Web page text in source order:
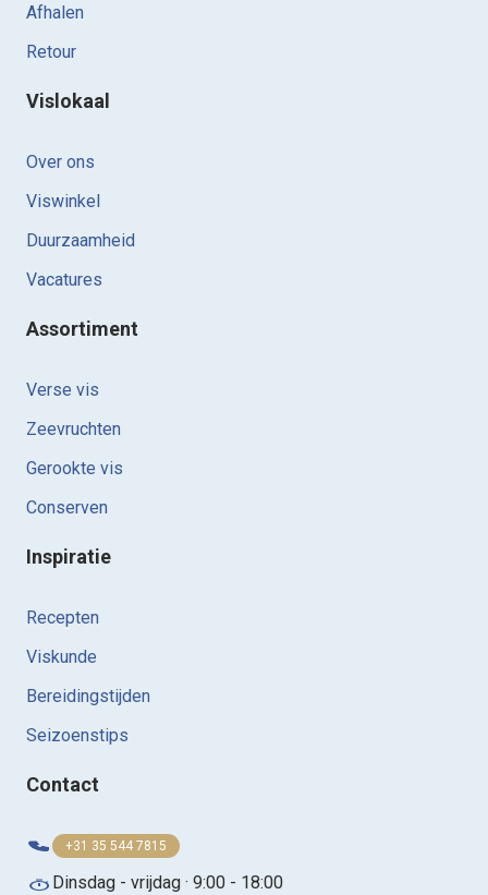
Afhalen
Retour
Vislokaal
Over ons
Viswinkel
Duurzaamheid
Vacatures
Assortiment
Verse vis
Zeevruchten
Gerookte vis
Conserven
Inspiratie
Recepten
Viskunde
Bereidingstijden
Seizoenstips
Contact
+31 35 544 7815
Dinsdag - vrijdag · 9:00 - 18:00